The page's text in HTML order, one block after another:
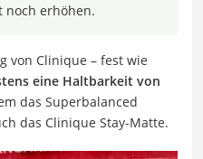
noch erhöhen.
von Clinique – fest wie
eine Haltbarkeit von
das Superbalanced
das Clinique Stay-Matte.